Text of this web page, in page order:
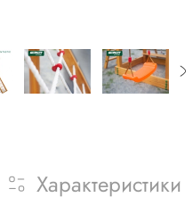
Характеристики